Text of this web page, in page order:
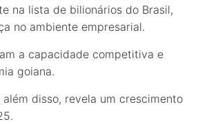
na lista de bilionários do Brasil,
no ambiente empresarial.
a capacidade competitiva e
goiana.
além disso, revela um crescimento